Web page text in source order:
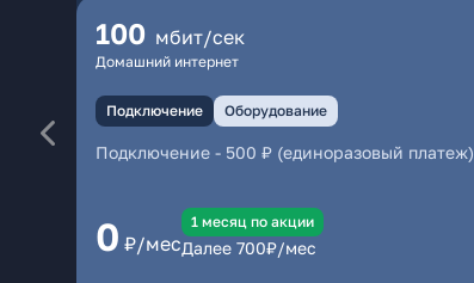
100 мбит/сек
Домашний интернет
Подключение Оборудование
Подключение - 500 ₽ (единоразовый платеж)
0 ₽/мес
1 месяц по акции
Далее 700₽/мес